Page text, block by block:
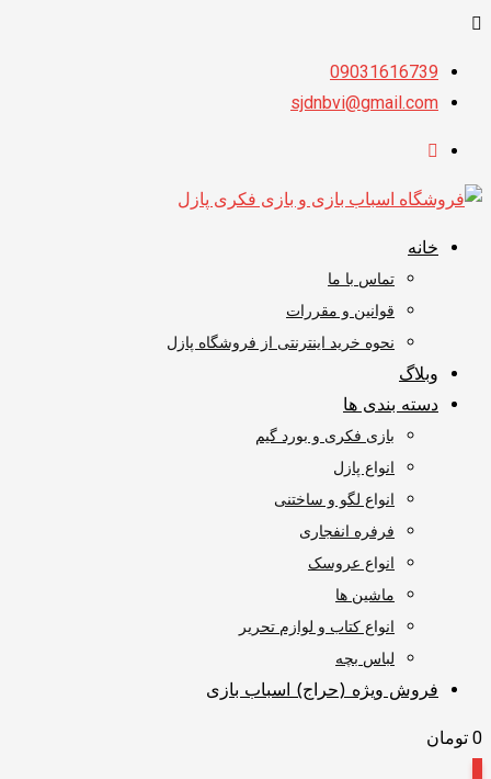
09031616739
sjdnbvi@gmail.com
خانه
تماس با ما
قوانین و مقررات
نحوه خرید اینترنتی از فروشگاه پازل
وبلاگ
دسته بندی ها
بازی فکری و بورد گیم
انواع پازل
انواع لگو و ساختنی
فرفره انفجاری
انواع عروسک
ماشین ها
انواع کتاب و لوازم تحریر
لباس بچه
فروش ویژه (حراج) اسباب بازی
0 تومان